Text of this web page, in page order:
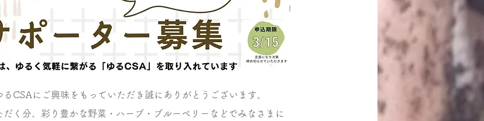
CSAにご興味をもっていただき誠にありがとうございます。
く分、彩り豊かな野菜・ハーブ・ブルーベリーなどでみなさまに